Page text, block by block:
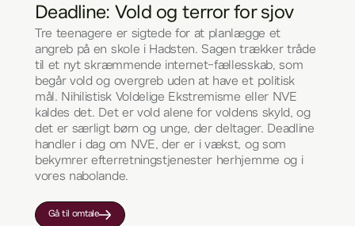
Deadline: Vold og terror for sjov
Tre teenagere er sigtede for at planlægge et
angreb på en skole i Hadsten. Sagen trækker tråde
til et nyt skræmmende internet-fællesskab, som
begår vold og overgreb uden at have et politisk
mål. Nihilistisk Voldelige Ekstremisme eller NVE
kaldes det. Det er vold alene for voldens skyld, og
det er særligt børn og unge, der deltager. Deadline
handler i dag om NVE, der er i vækst, og som
bekymrer efterretningstjenester herhjemme og i
vores nabolande.
Gå til omtale